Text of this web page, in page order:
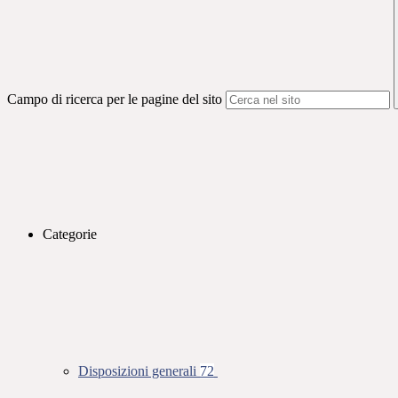
Campo di ricerca per le pagine del sito
Categorie
Disposizioni generali 72